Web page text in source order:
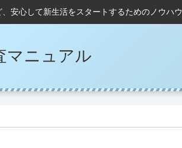
安心して新生活をスタートするためのノウハウ
マニュアル